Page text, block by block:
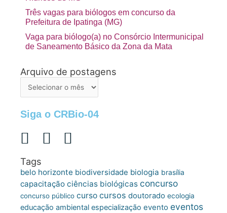
Três vagas para biólogos em concurso da
Prefeitura de Ipatinga (MG)
Vaga para biólogo(a) no Consórcio Intermunicipal
de Saneamento Básico da Zona da Mata
Arquivo de postagens
Arquivo
Siga o CRBio-04
Tags
belo horizonte biodiversidade biologia brasília
capacitação ciências biológicas concurso
concurso público curso cursos doutorado ecologia
educação ambiental especialização evento eventos